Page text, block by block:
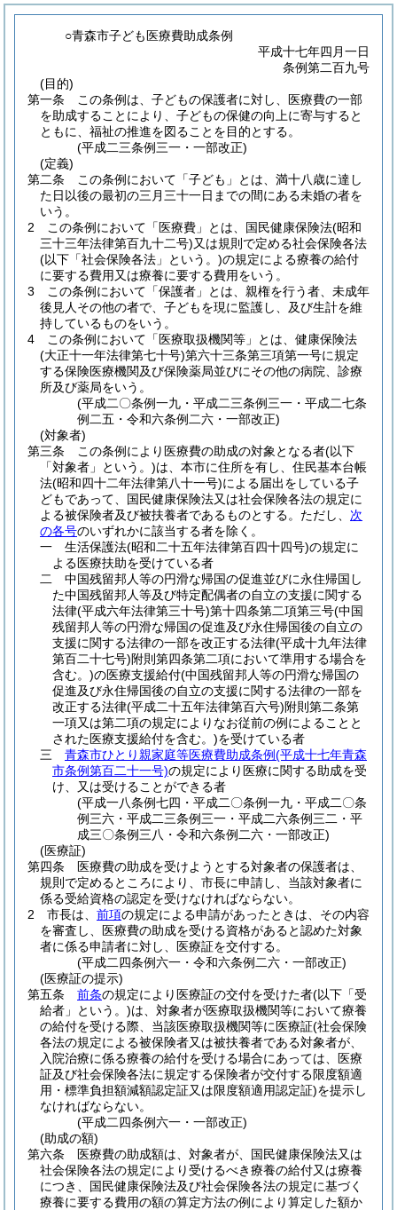
○青森市子ども医療費助成条例
平成十七年四月一日
条例第二百九号
(目的)
第一条
この条例は、子どもの保護者に対し、医療費の一部
を助成することにより、子どもの保健の向上に寄与すると
ともに、福祉の推進を図ることを目的とする。
(平成二三条例三一・一部改正)
(定義)
第二条
この条例において「子ども」とは、満十八歳に達し
た日以後の最初の三月三十一日までの間にある未婚の者を
いう。
2
この条例において「医療費」とは、国民健康保険法(昭和
三十三年法律第百九十二号)又は規則で定める社会保険各法
(以下「社会保険各法」という。)の規定による療養の給付
に要する費用又は療養に要する費用をいう。
3
この条例において「保護者」とは、親権を行う者、未成年
後見人その他の者で、子どもを現に監護し、及び生計を維
持しているものをいう。
4
この条例において「医療取扱機関等」とは、健康保険法
(大正十一年法律第七十号)第六十三条第三項第一号に規定
する保険医療機関及び保険薬局並びにその他の病院、診療
所及び薬局をいう。
(平成二〇条例一九・平成二三条例三一・平成二七条
例二五・令和六条例二六・一部改正)
(対象者)
第三条
この条例により医療費の助成の対象となる者(以下
「対象者」という。)は、本市に住所を有し、住民基本台帳
法(昭和四十二年法律第八十一号)による届出をしている子
どもであって、国民健康保険法又は社会保険各法の規定に
よる被保険者及び被扶養者であるものとする。 ただし、 次
の各号のいずれかに該当する者を除く。
一
生活保護法(昭和二十五年法律第百四十四号)の規定に
よる医療扶助を受けている者
二
中国残留邦人等の円滑な帰国の促進並びに永住帰国し
た中国残留邦人等及び特定配偶者の自立の支援に関する
法律(平成六年法律第三十号)第十四条第二項第三号(中国
残留邦人等の円滑な帰国の促進及び永住帰国後の自立の
支援に関する法律の一部を改正する法律(平成十九年法律
第百二十七号)附則第四条第二項において準用する場合を
含む。)の医療支援給付(中国残留邦人等の円滑な帰国の
促進及び永住帰国後の自立の支援に関する法律の一部を
改正する法律(平成二十五年法律第百六号)附則第二条第
一項又は第二項の規定によりなお従前の例によることと
された医療支援給付を含む。)を受けている者
三
青森市ひとり親家庭等医療費助成条例(平成十七年青森
市条例第百二十一号)の規定により医療に関する助成を受
け、又は受けることができる者
(平成一八条例七四・平成二〇条例一九・平成二〇条
例三六・平成二三条例三一・平成二六条例三二・平
成三〇条例三八・令和六条例二六・一部改正)
(医療証)
第四条
医療費の助成を受けようとする対象者の保護者は、
規則で定めるところにより、市長に申請し、当該対象者に
係る受給資格の認定を受けなければならない。
2
市長は、 前項の規定による申請があったときは、その内容
を審査し、医療費の助成を受ける資格があると認めた対象
者に係る申請者に対し、医療証を交付する。
(平成二四条例六一・令和六条例二六・一部改正)
(医療証の提示)
第五条
前条の規定により医療証の交付を受けた者(以下「受
給者」という。)は、対象者が医療取扱機関等において療養
の給付を受ける際、当該医療取扱機関等に医療証(社会保険
各法の規定による被保険者又は被扶養者である対象者が、
入院治療に係る療養の給付を受ける場合にあっては、医療
証及び社会保険各法に規定する保険者が交付する限度額適
用・標準負担額減額認定証又は限度額適用認定証)を提示し
なければならない。
(平成二四条例六一・一部改正)
(助成の額)
第六条
医療費の助成額は、対象者が、国民健康保険法又は
社会保険各法の規定により受けるべき療養の給付又は療養
につき、国民健康保険法及び社会保険各法の規定に基づく
療養に要する費用の額の算定方法の例により算定した額か